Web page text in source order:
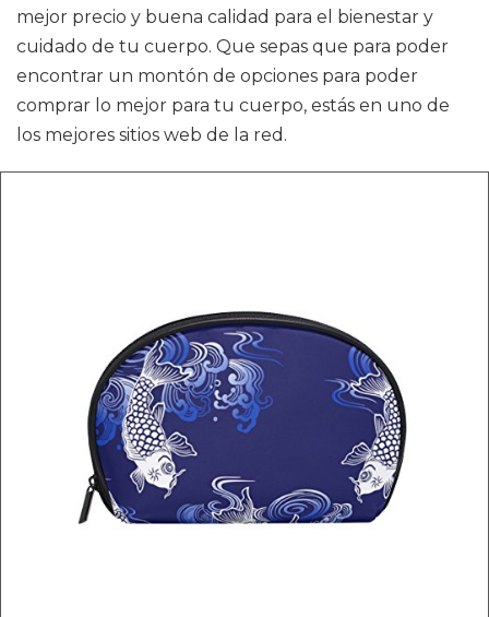
mejor precio y buena calidad para el bienestar y
cuidado de tu cuerpo. Que sepas que para poder
encontrar un montón de opciones para poder
comprar lo mejor para tu cuerpo, estás en uno de
los mejores sitios web de la red.